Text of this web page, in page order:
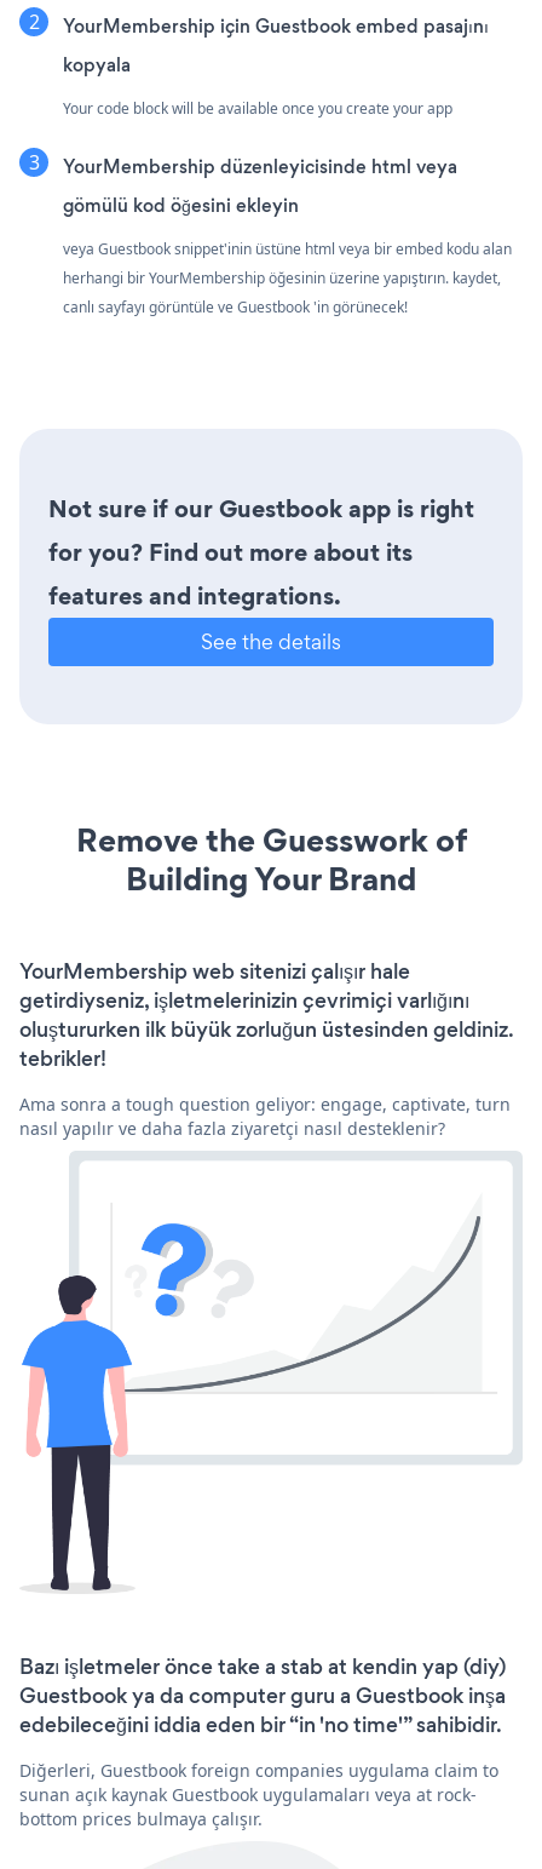
YourMembership için Guestbook embed pasajını
kopyala
Your code block will be available once you create your app
YourMembership düzenleyicisinde html veya
gömülü kod öğesini ekleyin
veya Guestbook snippet'inin üstüne html veya bir embed kodu alan
herhangi bir YourMembership öğesinin üzerine yapıştırın. kaydet,
canlı sayfayı görüntüle ve Guestbook 'in görünecek!
Not sure if our Guestbook app is right
for you? Find out more about its
features and integrations.
See the details
Remove the Guesswork of
Building Your Brand
YourMembership web sitenizi çalışır hale
getirdiyseniz, işletmelerinizin çevrimiçi varlığını
oluştururken ilk büyük zorluğun üstesinden geldiniz.
tebrikler!
Ama sonra a tough question geliyor: engage, captivate, turn
nasıl yapılır ve daha fazla ziyaretçi nasıl desteklenir?
Bazı işletmeler önce take a stab at kendin yap (diy)
Guestbook ya da computer guru a Guestbook inşa
edebileceğini iddia eden bir “in 'no time'” sahibidir.
Diğerleri, Guestbook foreign companies uygulama claim to
sunan açık kaynak Guestbook uygulamaları veya at rock-
bottom prices bulmaya çalışır.